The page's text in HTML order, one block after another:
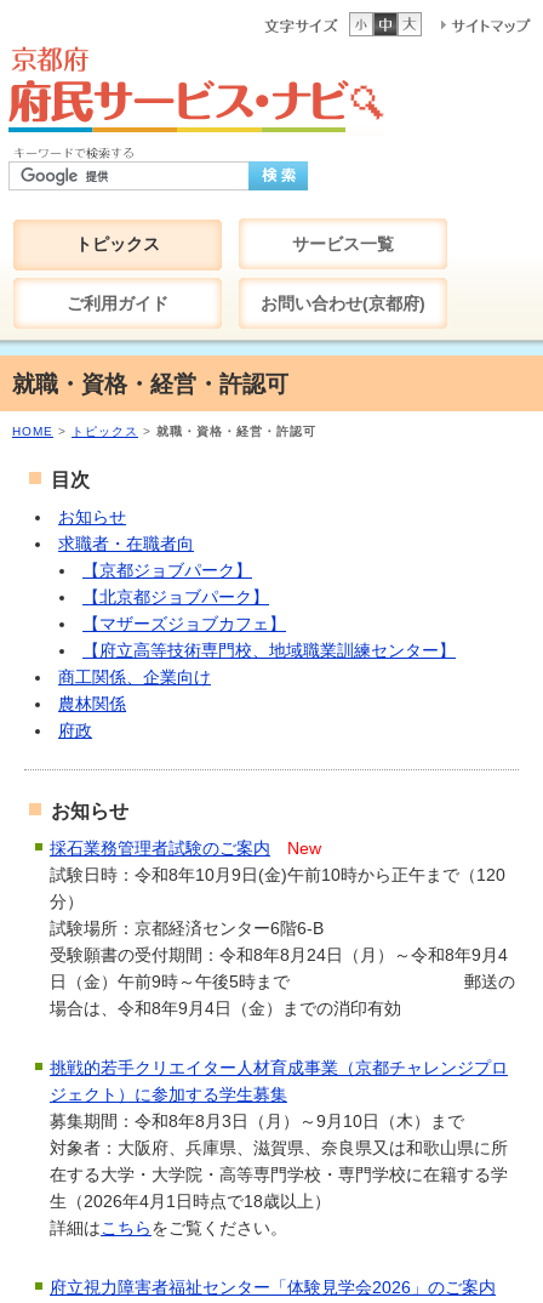
トピックス サービス一覧
ご利用ガイド お問い合わせ(京都府)
就職・資格・経営・許認可
HOME > トピックス > 就職・資格・経営・許認可
目次
お知らせ
求職者・在職者向
【京都ジョブパーク】
【北京都ジョブパーク】
【マザーズジョブカフェ】
【府立高等技術専門校、地域職業訓練センター】
商工関係、企業向け
農林関係
府政
お知らせ
採石業務管理者試験のご案内
New
試験日時：令和8年10月9日(金)午前10時から正午まで（120
分）
試験場所：京都経済センター6階6-B
受験願書の受付期間：令和8年8月24日（月）～令和8年9月4
日（金）午前9時～午後5時まで 郵送の
場合は、令和8年9月4日（金）までの消印有効
挑戦的若手クリエイター人材育成事業（京都チャレンジプロ
ジェクト）に参加する学生募集
募集期間：令和8年8月3日（月）～9月10日（木）まで
対象者：大阪府、兵庫県、滋賀県、奈良県又は和歌山県に所
在する大学・大学院・高等専門学校・専門学校に在籍する学
生（2026年4月1日時点で18歳以上）
詳細はこちらをご覧ください。
府立視力障害者福祉センター「体験見学会2026」のご案内